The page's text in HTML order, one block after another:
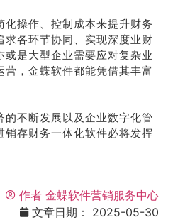
操作、控制成本来提升财务
各环节协同、实现深度业财
是大型企业需要应对复杂业
，金蝶软件都能凭借其丰富
不断发展以及企业数字化管
存财务一体化软件必将发挥
作者 金蝶软件营销服务中心
文章日期：
2025-05-30